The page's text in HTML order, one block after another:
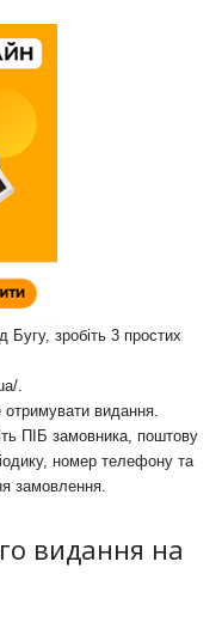
зробіть 3 простих
.
отримувати видання.
ПІБ замовника, поштову
номер телефону та
замовлення.
видання на